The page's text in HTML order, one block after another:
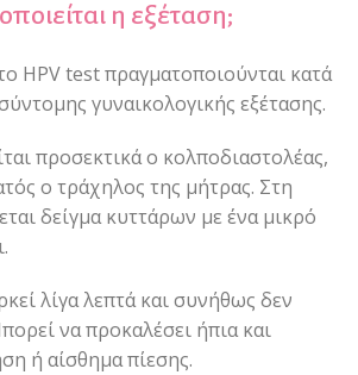
η εξέταση;
HPV test πραγματοποιούνται κατά
γυναικολογικής εξέτασης.
προσεκτικά ο κολποδιαστολέας,
ο τράχηλος της μήτρας. Στη
δείγμα κυττάρων με ένα μικρό
λίγα λεπτά και συνήθως δεν
να προκαλέσει ήπια και
ή αίσθημα πίεσης.